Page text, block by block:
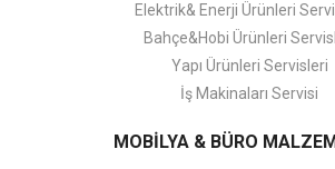
Elektrik& Enerji Ürünleri
Bahçe&Hobi Ürünleri
Yapı Ürünleri Servisleri
İş Makinaları Servisi
MOBİLYA & BÜRO